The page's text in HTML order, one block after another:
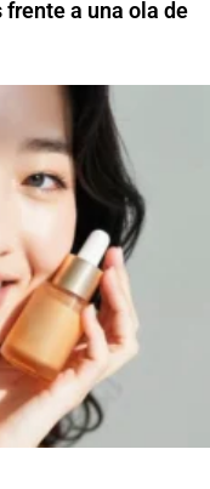
a una ola de